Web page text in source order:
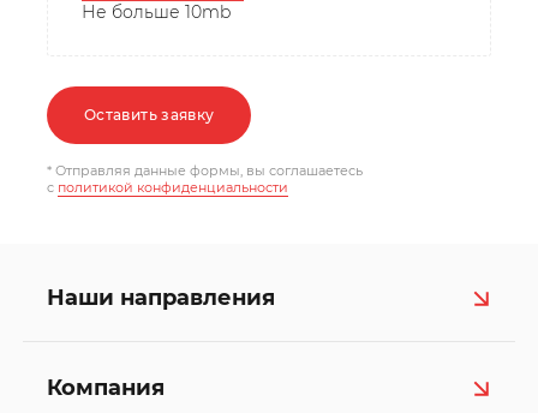
Не больше 10mb
Оставить заявку
* Отправляя данные формы, вы соглашаетесь
c политикой конфиденциальности
Наши направления
Компания